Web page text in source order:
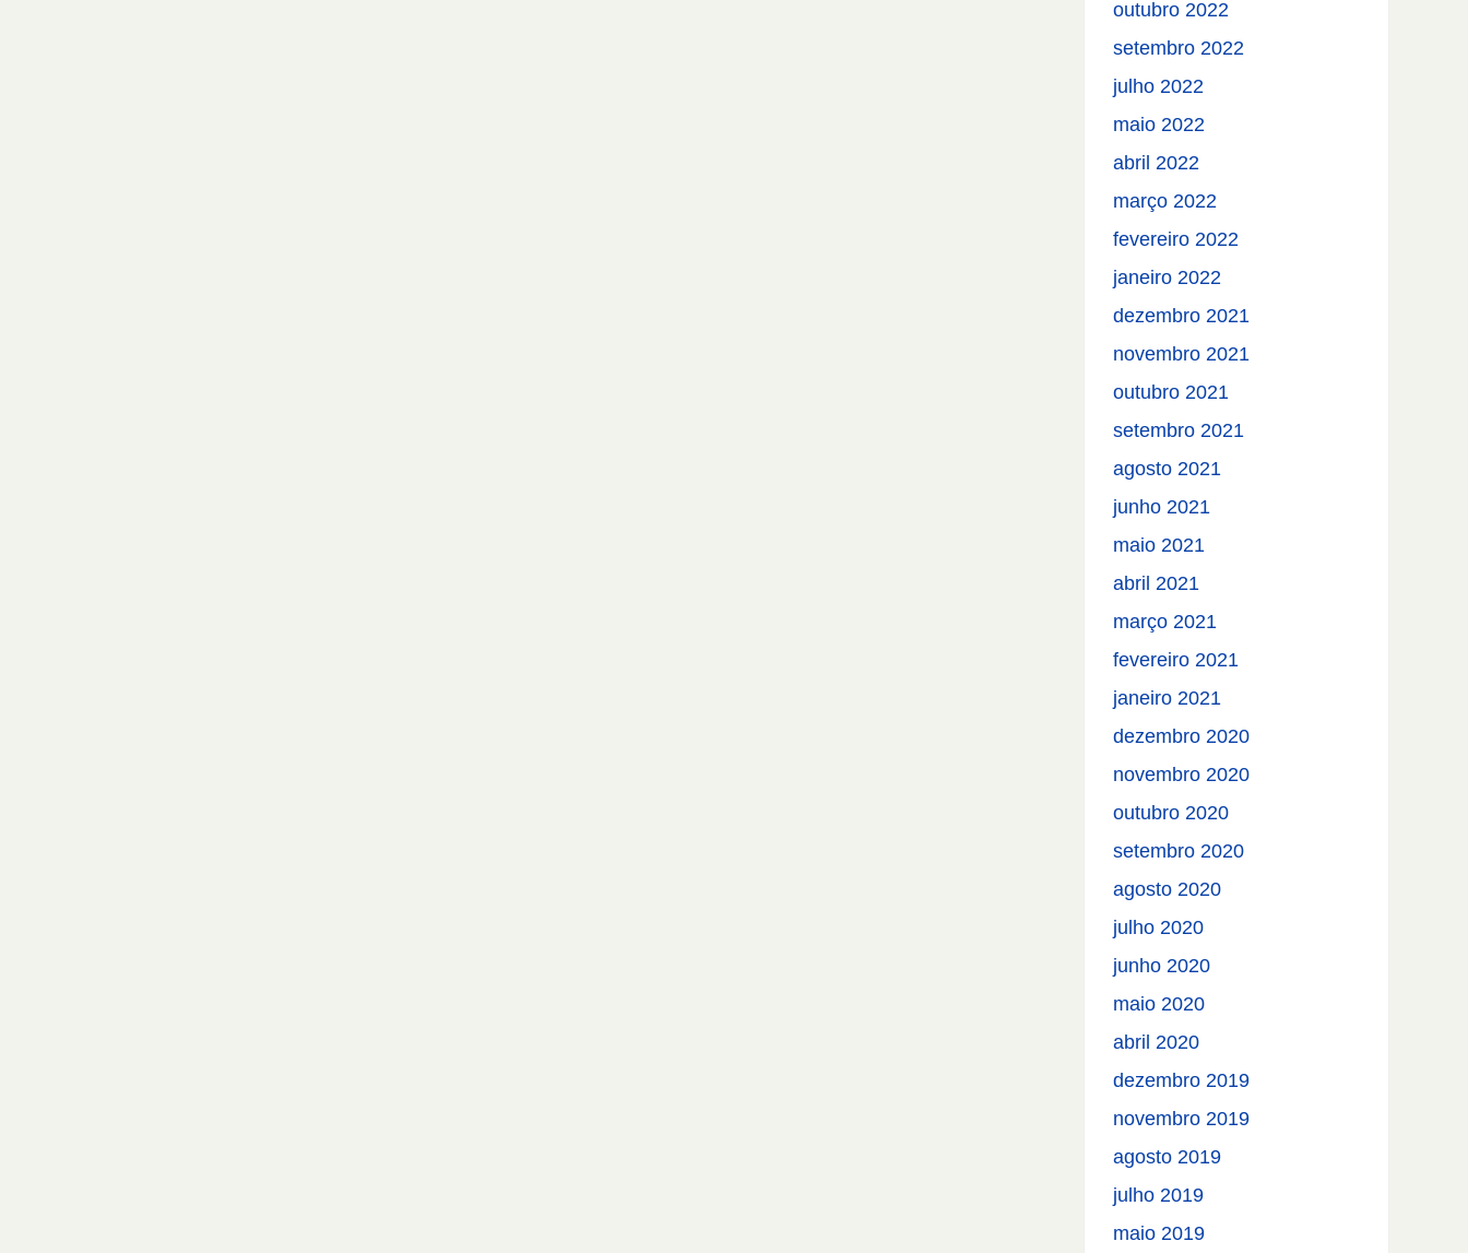
outubro 2022
setembro 2022
julho 2022
maio 2022
abril 2022
março 2022
fevereiro 2022
janeiro 2022
dezembro 2021
novembro 2021
outubro 2021
setembro 2021
agosto 2021
junho 2021
maio 2021
abril 2021
março 2021
fevereiro 2021
janeiro 2021
dezembro 2020
novembro 2020
outubro 2020
setembro 2020
agosto 2020
julho 2020
junho 2020
maio 2020
abril 2020
dezembro 2019
novembro 2019
agosto 2019
julho 2019
maio 2019